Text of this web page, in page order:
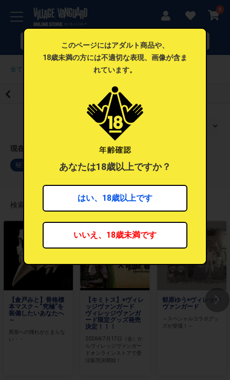
0
全て 秘宝館
秘宝館
現在の検索条件
秘宝館 在庫あり × アダルト商品 ×
検索ワード”を含む特集：10 件
【倉戸みと】骨格標
本マスク～“究極”を
装備したいあなたへ
～
異形への憧れがとまらな
い・・
【キミトス】×ヴィレ
ッジヴァンガード
ヴィレッジヴァンガ
ード限定グッズ発売
決定！！！
2026年7月17日（金）か
らヴィレッジヴァンガー
ドオンラインストアで受
注販売決開始！
郁原ゆう×ヴィレッジ
ヴァンガード
～スペシャルコラボグッ
ズが登場！～
このページにはアダルト商品や、
18歳未満の方には不適切な表現、画像が含ま
れています。
あなたは18歳以上ですか？
はい、18歳以上です
いいえ、18歳未満です